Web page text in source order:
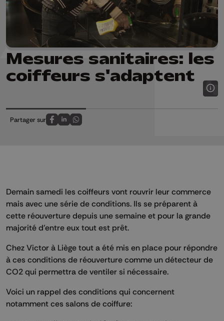
Mesures sanitaires: les
coiffeurs s'adaptent
Partager sur
Partagez sur FaceBook
Partagez sur LinkedIn
Partagez sur Whatsapp
Demain samedi les coiffeurs vont rouvrir leur commerce
mais avec une série de conditions. Ils se préparent à
cette réouverture depuis une semaine et pour la grande
majorité d'entre eux tout est prêt.
Chez Victor à Liège tout a été mis en place pour répondre
à ces conditions de réouverture comme un détecteur de
CO2 qui permettra de ventiler si nécessaire.
Voici un rappel des conditions qui concernent
notamment ces salons de coiffure: